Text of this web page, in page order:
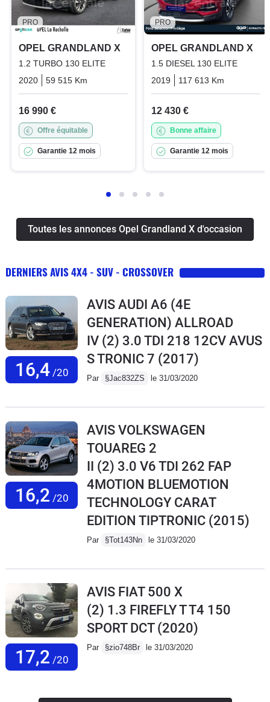
PRO
OPEL GRANDLAND X
1.2 TURBO 130 ELITE
2020
59 515 Km Essence
16 990 €
Offre équitable
Garantie 12 mois
PRO
OPEL GRANDLAND X
1.5 DIESEL 130 ELITE
2019
117 613 Km
12 430 €
Bonne affaire
Garantie 12 mois
Toutes les annonces Opel Grandland X d'occasion
DERNIERS AVIS 4X4 - SUV - CROSSOVER
16,4/20
AVIS AUDI A6 (4E
GENERATION) ALLROAD
IV (2) 3.0 TDI 218 12CV AVUS
S TRONIC 7 (2017)
Par §Jac832ZS le 31/03/2020
16,2 /20
AVIS VOLKSWAGEN
TOUAREG 2
II (2) 3.0 V6 TDI 262 FAP
4MOTION BLUEMOTION
TECHNOLOGY CARAT
EDITION TIPTRONIC (2015)
Par §Tot143Nn le 31/03/2020
17,2 /20
AVIS FIAT 500 X
(2) 1.3 FIREFLY T T4 150
SPORT DCT(2020)
Par §zio748Br le 31/03/2020